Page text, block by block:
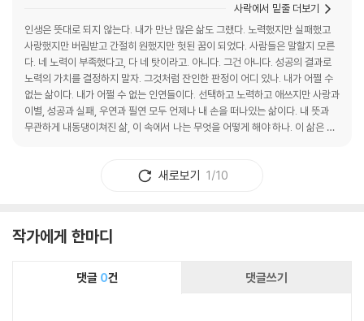
인생은 뜻대로 되지 않는다. 내가 만난 많은 삶도 그랬다. 노력했지만 실패했고
사랑했지만 버림받고 간절히 원했지만 헛된 꿈이 되었다. 사람들은 말할지 모른
다. 네 노력이 부족했다고, 다 네 탓이라고. 아니다. 그건 아니다. 성공의 결과로
노력의 가치를 결정하지 말자. 그것처럼 잔인한 판정이 어디 있나. 내가 어쩔 수
없는 삶이다. 내가 어쩔 수 없는 인연들이다. 선택하고 노력하고 애쓰지만 사랑과
이별, 성공과 실패, 우연과 필연 모두 언제나 내 손을 떠나있는 삶이다. 내 뜻과
무관하게 내동댕이쳐진 삶, 이 속에서 나는 무엇을 어떻게 해야 하나. 이 삶은 우
사락에서 밑줄 더보기
새로보기 1/10
작가에게 한마디
댓글 0건 댓글쓰기